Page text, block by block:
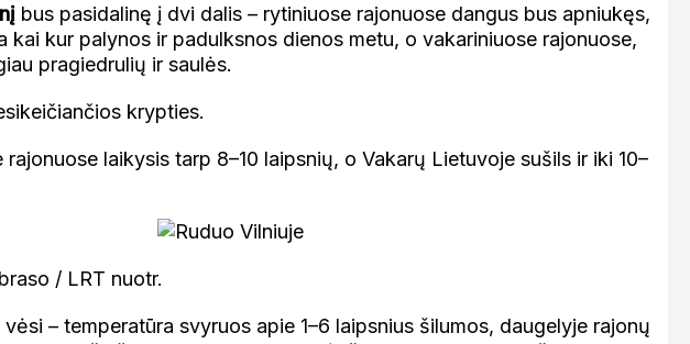
bus pasidalinę į dvi dalis – rytiniuose rajonuose dangus bus apniukęs,
kai kur palynos ir padulksnos dienos metu, o vakariniuose rajonuose,
pragiedrulių ir saulės.
krypties.
laikysis tarp 8–10 laipsnių, o Vakarų Lietuvoje sušils ir iki 10–
/ LRT nuotr.
– temperatūra svyruos apie 1–6 laipsnius šilumos, daugelyje rajonų